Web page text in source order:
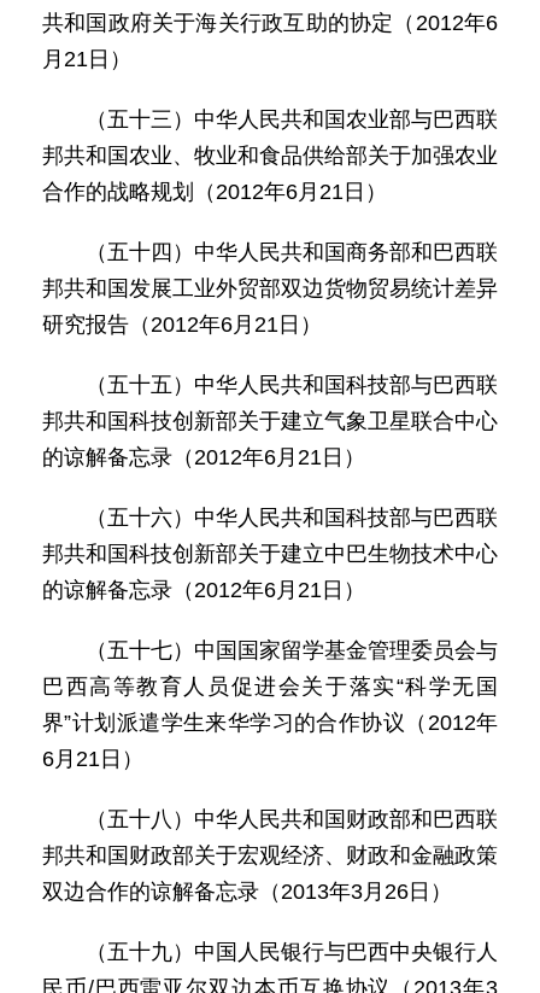
共和国政府关于海关行政互助的协定（2012年6
月21日）
（五十三）中华人民共和国农业部与巴西联
邦共和国农业、牧业和食品供给部关于加强农业
合作的战略规划（2012年6月21日）
（五十四）中华人民共和国商务部和巴西联
邦共和国发展工业外贸部双边货物贸易统计差异
研究报告（2012年6月21日）
（五十五）中华人民共和国科技部与巴西联
邦共和国科技创新部关于建立气象卫星联合中心
的谅解备忘录（2012年6月21日）
（五十六）中华人民共和国科技部与巴西联
邦共和国科技创新部关于建立中巴生物技术中心
的谅解备忘录（2012年6月21日）
（五十七）中国国家留学基金管理委员会与
巴西高等教育人员促进会关于落实“科学无国
界”计划派遣学生来华学习的合作协议（2012年
6月21日）
（五十八）中华人民共和国财政部和巴西联
邦共和国财政部关于宏观经济、财政和金融政策
双边合作的谅解备忘录（2013年3月26日）
（五十九）中国人民银行与巴西中央银行人
民币/巴西雷亚尔双边本币互换协议（2013年3